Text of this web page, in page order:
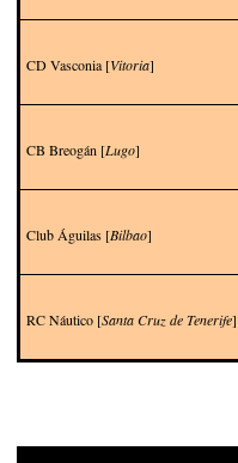
CD Vasconia [Vitoria]
CB Breogán [Lugo]
Club Águilas [Bilbao]
RC Náutico [Santa Cruz de Tenerife]